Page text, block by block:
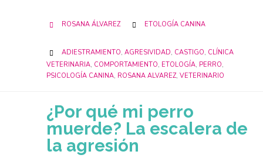
 ROSANA ÁLVAREZ  CATEGORY
ETOLOGÍA CANINA
 CATEGORY
ADIESTRAMIENTO, AGRESIVIDAD, CASTIGO, CLÍNICA
VETERINARIA, COMPORTAMIENTO, ETOLOGÍA, PERRO,
PSICOLOGÍA CANINA, ROSANA ALVAREZ, VETERINARIO
¿Por qué mi perro
muerde? La escalera de
la agresión